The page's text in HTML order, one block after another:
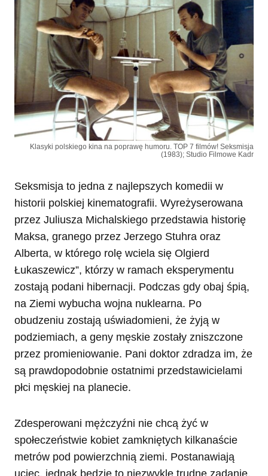
Klasyki polskiego kina na poprawę humoru. TOP 7 filmów! Seksmisja
(1983); Studio Filmowe Kadr
Seksmisja to jedna z najlepszych komedii w
historii polskiej kinematografii. Wyreżyserowana
przez Juliusza Michalskiego przedstawia historię
Maksa, granego przez Jerzego Stuhra oraz
Alberta, w którego rolę wciela się Olgierd
Łukaszewicz”, którzy w ramach eksperymentu
zostają podani hibernacji. Podczas gdy obaj śpią,
na Ziemi wybucha wojna nuklearna. Po
obudzeniu zostają uświadomieni, że żyją w
podziemiach, a geny męskie zostały zniszczone
przez promieniowanie. Pani doktor zdradza im, że
są prawdopodobnie ostatnimi przedstawicielami
płci męskiej na planecie.
Zdesperowani mężczyźni nie chcą żyć w
społeczeństwie kobiet zamkniętych kilkanaście
metrów pod powierzchnią ziemi. Postanawiają
uciec, jednak będzie to niezwykle trudne zadanie,